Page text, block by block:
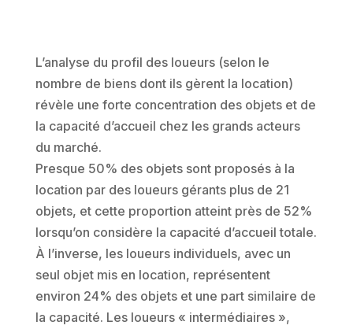
L’analyse du profil des loueurs (selon le
nombre de biens dont ils gèrent la location)
révèle une forte concentration des objets et de
la capacité d’accueil chez les grands acteurs
du marché.
Presque 50% des objets sont proposés à la
location par des loueurs gérants plus de 21
objets, et cette proportion atteint près de 52%
lorsqu’on considère la capacité d’accueil totale.
À l’inverse, les loueurs individuels, avec un
seul objet mis en location, représentent
environ 24% des objets et une part similaire de
la capacité. Les loueurs « intermédiaires »,